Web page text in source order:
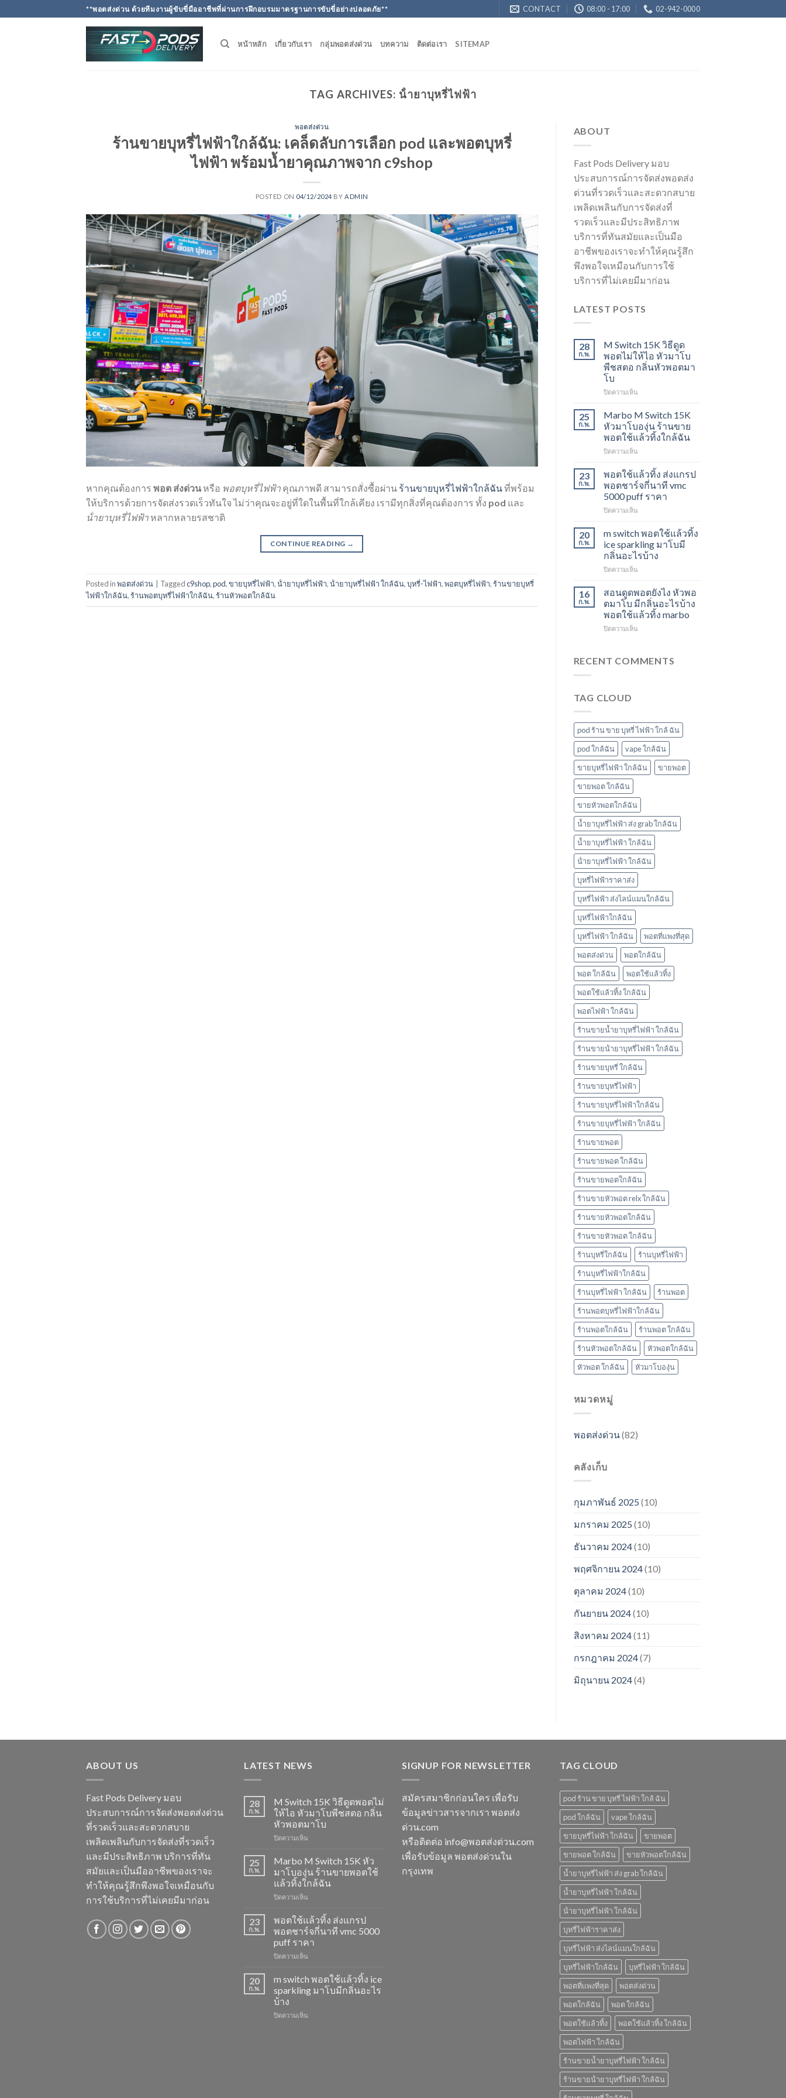
to
**พอตส่งด่วน ด้วยทีมงานผู้ขับขี่มืออาชีพที่ผ่านการฝึกอบรมมาตรฐานการขับขี่อย่างปลอดภัย** CONTACT 08:00 - 17:00 02-942-0000
หน้าหลัก เกี่ยวกับเรา กลุ่มพอตส่งด่วน บทความ ติดต่อเรา SITEMAP
TAG ARCHIVES: น้ํายาบุหรี่ไฟฟ้า
พอตส่งด่วน
ร้านขายบุหรี่ไฟฟ้าใกล้ฉัน: เคล็ดลับการเลือก pod และพอตบุหรี่
ไฟฟ้า พร้อมน้ำยาคุณภาพจาก c9shop
POSTED ON 04/12/2024 BYADMIN
หากคุณต้องการ พอต ส่งด่วน หรือ พอตบุหรี่ไฟฟ้า คุณภาพดี สามารถสั่งซื้อผ่าน ร้านขายบุหรี่ไฟฟ้าใกล้ฉันที่พร้อม
ให้บริการด้วยการจัดส่งรวดเร็วทันใจ ไม่ว่าคุณจะอยู่ที่ใดในพื้นที่ใกล้เคียง เรามีทุกสิ่งที่คุณต้องการ ทั้ง pod และ
น้ํายาบุหรี่ไฟฟ้า หลากหลายรสชาติ
CONTINUE READING →
Posted inพอตส่งด่วน Taggedc9shop,pod,ขายบุหรี่ไฟฟ้า,น้ํายาบุหรี่ไฟฟ้า,น้ํายาบุหรี่ไฟฟ้า ใกล้ฉัน,บุหรี่-ไฟฟ้า,พอตบุหรี่ไฟฟ้า,ร้านขายบุหรี่
ไฟฟ้าใกล้ฉัน,ร้านพอตบุหรี่ไฟฟ้าใกล้ฉัน,ร้านหัวพอตใกล้ฉัน
ABOUT
Fast Pods Delivery มอบ
ประสบการณ์การจัดส่งพอตส่ง
ด่วนที่รวดเร็วและสะดวกสบาย
เพลิดเพลินกับการจัดส่งที่
รวดเร็วและมีประสิทธิภาพ
บริการที่ทันสมัยและเป็นมือ
อาชีพของเราจะทำให้คุณรู้สึก
พึงพอใจเหมือนกับการใช้
บริการที่ไม่เคยมีมาก่อน
LATEST POSTS
28
ก.พ.
M Switch 15K วิธีดูด
พอตไม่ให้ไอ หัวมาโบ
พีชสตอ กลิ่นหัวพอตมา
โบ
ปิดความเห็นบน
Switch
15K
วิธี
ดูด
พอต
ให้
ไอ
หัว
มา
โบ
สตอ
กลิ่น
หัว
พอ
ตมา
25
ก.พ.
Marbo M Switch 15K
หัวมาโบองุ่น ร้านขาย
พอตใช้แล้วทิ้งใกล้ฉัน
ปิดความเห็นบน
M
Switch
15K
หัว
มา
องุ่น
ร้าน
ขาย
พอต
ใช้
ทิ้ง
ใกล้
ฉัน
23
ก.พ.
พอตใช้แล้วทิ้ง ส่งแกรป
พอตชาร์จกี่นาที vmc
5000 puff ราคา
ปิดความเห็นบน
ทิ้ง
ส่ง
แกรป
ชาร์จ
กี่
นาที
vmc
5000
20
ก.พ.
m switch พอตใช้แล้วทิ้ง
ice sparkling มาโบมี
กลิ่นอะไรบ้าง
ปิดความเห็นบน
switch
พอต
ใช้
แล้ว
ทิ้ง
มา
16
ก.พ.
สอนดูดพอตยังไง หัวพอ
ตมาโบ มีกลิ่นอะไรบ้าง
พอตใช้แล้วทิ้ง marbo
ปิดความเห็นบน
พอ
โบ
มี
กลิ่น
อะไร
บ้าง
พอต
แล้ว
ทิ้ง
marbo
RECENT COMMENTS
TAG CLOUD
pod ร้าน ขาย บุหรี่ ไฟฟ้า ใกล้ ฉัน
pod ใกล้ฉัน
vape ใกล้ฉัน
ขายบุหรี่ไฟฟ้า ใกล้ฉัน
ขายพอต
ขายพอต ใกล้ฉัน
ขายหัวพอตใกล้ฉัน
น้ำยาบุหรี่ไฟฟ้า ส่ง grab ใกล้ฉัน
น้ำยาบุหรี่ไฟฟ้า ใกล้ฉัน
น้ํายาบุหรี่ไฟฟ้า ใกล้ฉัน
บุหรี่ไฟฟ้าราคาส่ง
บุหรี่ไฟฟ้า ส่งไลน์แมนใกล้ฉัน
บุหรี่ไฟฟ้าใกล้ฉัน
บุหรี่ไฟฟ้า ใกล้ฉัน
พอตที่แพงที่สุด
พอตส่งด่วน
พอตใกล้ฉัน
พอต ใกล้ฉัน
พอตใช้แล้วทิ้ง
พอตใช้แล้วทิ้ง ใกล้ฉัน
พอตไฟฟ้า ใกล้ฉัน
ร้านขายน้ำยาบุหรี่ไฟฟ้า ใกล้ฉัน
ร้านขายน้ํายาบุหรี่ไฟฟ้า ใกล้ฉัน
ร้านขายบุหรี่ ใกล้ฉัน
ร้านขายบุหรี่ไฟฟ้า
ร้านขายบุหรี่ไฟฟ้าใกล้ฉัน
ร้านขายบุหรี่ไฟฟ้า ใกล้ฉัน
ร้านขายพอต
ร้านขายพอต ใกล้ฉัน
ร้านขายพอตใกล้ฉัน
ร้านขายหัวพอต relx ใกล้ฉัน
ร้านขายหัวพอตใกล้ฉัน
ร้านขายหัวพอต ใกล้ฉัน
ร้านบุหรี่ใกล้ฉัน
ร้านบุหรี่ไฟฟ้า
ร้านบุหรี่ไฟฟ้าใกล้ฉัน
ร้านบุหรี่ไฟฟ้า ใกล้ฉัน
ร้านพอต
ร้านพอตบุหรี่ไฟฟ้าใกล้ฉัน
ร้านพอตใกล้ฉัน
ร้านพอต ใกล้ฉัน
ร้านหัวพอตใกล้ฉัน
หัวพอตใกล้ฉัน
หัวพอต ใกล้ฉัน
หัวมาโบองุ่น
หมวดหมู่
พอตส่งด่วน(82)
คลังเก็บ
กุมภาพันธ์ 2025 (10)
มกราคม 2025 (10)
ธันวาคม 2024(10)
พฤศจิกายน 2024(10)
ตุลาคม 2024(10)
กันยายน 2024(10)
สิงหาคม 2024(11)
กรกฎาคม 2024(7)
มิถุนายน 2024(4)
ABOUT US
Fast Pods Delivery มอบ
ประสบการณ์การจัดส่งพอตส่งด่วน
ที่รวดเร็วและสะดวกสบาย
เพลิดเพลินกับการจัดส่งที่รวดเร็ว
และมีประสิทธิภาพ บริการที่ทัน
สมัยและเป็นมืออาชีพของเราจะ
ทำให้คุณรู้สึกพึงพอใจเหมือนกับ
การใช้บริการที่ไม่เคยมีมาก่อน
LATEST NEWS
28
ก.พ.
M Switch 15K วิธีดูดพอตไม่
ให้ไอ หัวมาโบพีชสตอ กลิ่น
หัวพอตมาโบ
ปิดความเห็น
Switch
15K
วิธี
ดูด
พอต
ให้
ไอ
หัว
มา
โบ
สตอ
หัว
ตมา
25
ก.พ.
Marbo M Switch 15K หัว
มาโบองุ่น ร้านขายพอตใช้
แล้วทิ้งใกล้ฉัน
ปิดความเห็น
M
Switch
15K
หัว
มา
องุ่น
ขาย
ใช้
23
ก.พ.
พอตใช้แล้วทิ้ง ส่งแกรป
พอตชาร์จกี่นาที vmc 5000
puff ราคา
ปิดความเห็น
แล้ว
ทิ้ง
แกรป
20
ก.พ.
m switch พอตใช้แล้วทิ้ง ice
sparkling มาโบมีกลิ่นอะไร
บ้าง
ปิดความเห็น
SIGNUP FOR NEWSLETTER
สมัครสมาชิกก่อนใคร เพื่อรับ
ข้อมูลข่าวสารจากเรา พอตส่ง
ด่วน.com
หรือติดต่อ info@พอตส่งด่วน.com
เพื่อรับข้อมูล พอตส่งด่วนใน
กรุงเทพ
TAG CLOUD
pod ร้าน ขาย บุหรี่ ไฟฟ้า ใกล้ ฉัน
pod ใกล้ฉัน
vape ใกล้ฉัน
ขายบุหรี่ไฟฟ้า ใกล้ฉัน
ขายพอต
ขายพอต ใกล้ฉัน
ขายหัวพอตใกล้ฉัน
น้ำยาบุหรี่ไฟฟ้า ส่ง grab ใกล้ฉัน
น้ำยาบุหรี่ไฟฟ้า ใกล้ฉัน
น้ํายาบุหรี่ไฟฟ้า ใกล้ฉัน
บุหรี่ไฟฟ้าราคาส่ง
บุหรี่ไฟฟ้า ส่งไลน์แมนใกล้ฉัน
บุหรี่ไฟฟ้าใกล้ฉัน
บุหรี่ไฟฟ้า ใกล้ฉัน
พอตที่แพงที่สุด
พอตส่งด่วน
พอตใกล้ฉัน
พอต ใกล้ฉัน
พอตใช้แล้วทิ้ง
พอตใช้แล้วทิ้ง ใกล้ฉัน
พอตไฟฟ้า ใกล้ฉัน
ร้านขายน้ำยาบุหรี่ไฟฟ้า ใกล้ฉัน
ร้านขายน้ํายาบุหรี่ไฟฟ้า ใกล้ฉัน